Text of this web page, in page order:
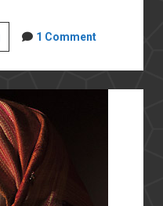
1 Comment